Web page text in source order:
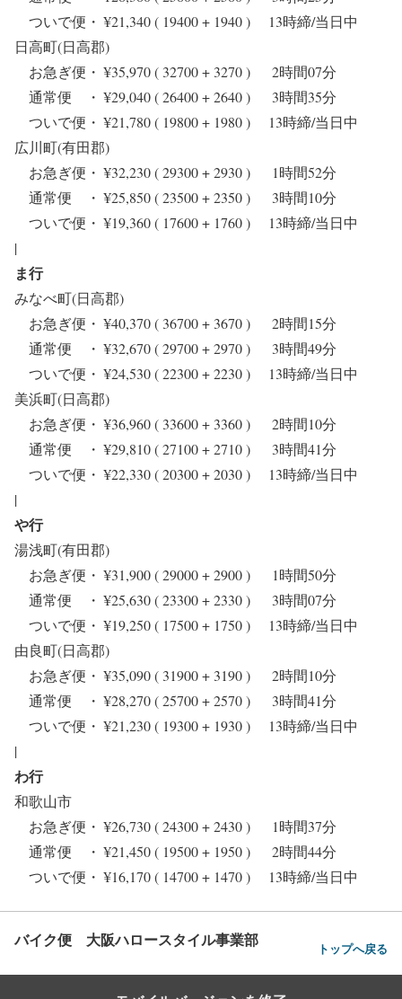
ついで便・ ¥21,340 ( 19400 + 1940 ) 13時締/当日中
日高町(日高郡)
お急ぎ便・ ¥35,970 ( 32700 + 3270 ) 2時間07分
通常便 ・ ¥29,040 ( 26400 + 2640 ) 3時間35分
ついで便・ ¥21,780 ( 19800 + 1980 ) 13時締/当日中
広川町(有田郡)
お急ぎ便・ ¥32,230 ( 29300 + 2930 ) 1時間52分
通常便 ・ ¥25,850 ( 23500 + 2350 ) 3時間10分
ついで便・ ¥19,360 ( 17600 + 1760 ) 13時締/当日中
|
ま行
みなべ町(日高郡)
お急ぎ便・ ¥40,370 ( 36700 + 3670 ) 2時間15分
通常便 ・ ¥32,670 ( 29700 + 2970 ) 3時間49分
ついで便・ ¥24,530 ( 22300 + 2230 ) 13時締/当日中
美浜町(日高郡)
お急ぎ便・ ¥36,960 ( 33600 + 3360 ) 2時間10分
通常便 ・ ¥29,810 ( 27100 + 2710 ) 3時間41分
ついで便・ ¥22,330 ( 20300 + 2030 ) 13時締/当日中
|
や行
湯浅町(有田郡)
お急ぎ便・ ¥31,900 ( 29000 + 2900 ) 1時間50分
通常便 ・ ¥25,630 ( 23300 + 2330 ) 3時間07分
ついで便・ ¥19,250 ( 17500 + 1750 ) 13時締/当日中
由良町(日高郡)
お急ぎ便・ ¥35,090 ( 31900 + 3190 ) 2時間10分
通常便 ・ ¥28,270 ( 25700 + 2570 ) 3時間41分
ついで便・ ¥21,230 ( 19300 + 1930 ) 13時締/当日中
|
わ行
和歌山市
お急ぎ便・ ¥26,730 ( 24300 + 2430 ) 1時間37分
通常便 ・ ¥21,450 ( 19500 + 1950 ) 2時間44分
ついで便・ ¥16,170 ( 14700 + 1470 ) 13時締/当日中
バイク便 大阪ハロースタイル事業部 トップへ戻る